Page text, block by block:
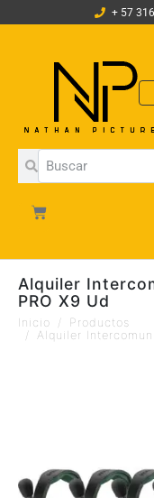
+ 57
Alquiler
PRO X9 Ud
Inicio
Productos
Alquiler